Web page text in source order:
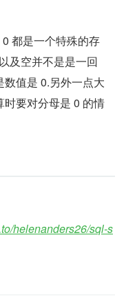
都是一个特殊的存
及空并不是是一回
值是 0.另外一点大
要对分母是 0 的情
helenanders26/sql-s